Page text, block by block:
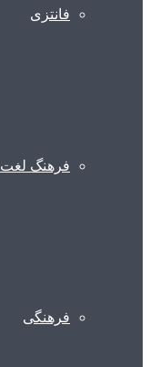
فانتزی
فرهنگ لغت
فرهنگی